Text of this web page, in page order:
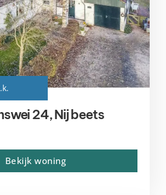
24, Nij beets
Bekijk woning